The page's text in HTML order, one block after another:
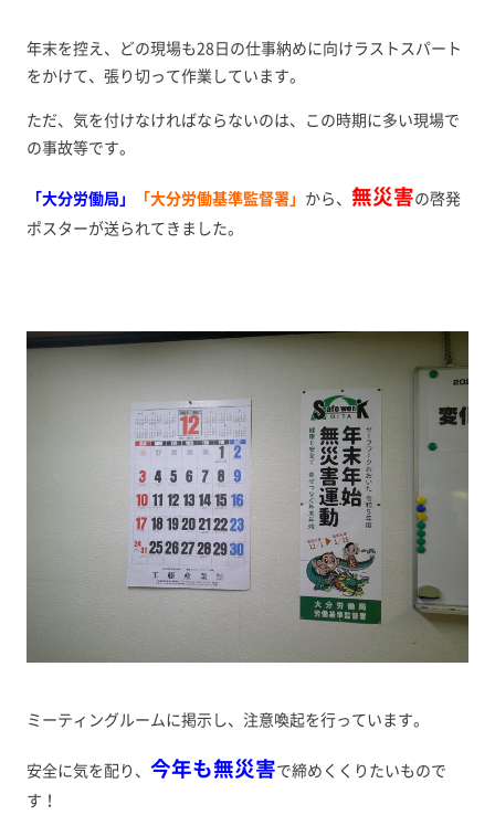
年末を控え、どの現場も28日の仕事納めに向けラストスパート
をかけて、張り切って作業しています。
ただ、気を付けなければならないのは、この時期に多い現場で
の事故等です。
「大分労働局」 「大分労働基準監督署」 から、 無災害の啓発
ポスターが送られてきました。
ミーティングルームに掲示し、注意喚起を行っています。
安全に気を配り、 今年も無災害で締めくくりたいもので
す！